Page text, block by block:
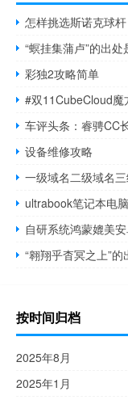
怎样挑选斯诺克球杆
“螟挂集蒲卢”的出处
彩独2攻略简单
车评头条：睿骋CC
设备维修攻略
ultrabook笔记本电
“翱翔乎杳冥之上”的
按时间归档
2025年8月
2025年1月